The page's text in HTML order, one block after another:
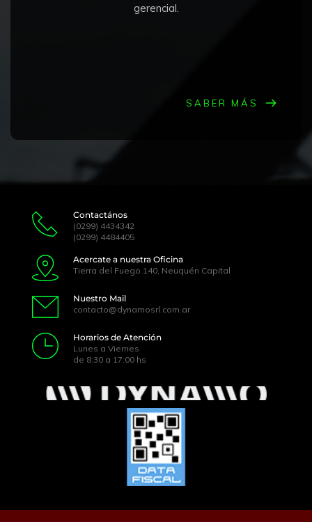
gerencial.
SABER MÁS
Contactános
(0299) 4434342
(0299) 4484405
Acercate a nuestra Oficina
Tierra del Fuego 140, Neuquén Capital
Nuestro Mail
contacto@dynamosrl.com.ar
Horarios de Atención
Lunes a Viernes
de 8:30 a 17:00 hs